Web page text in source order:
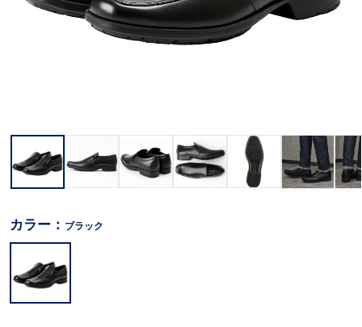
カラー： ブラック